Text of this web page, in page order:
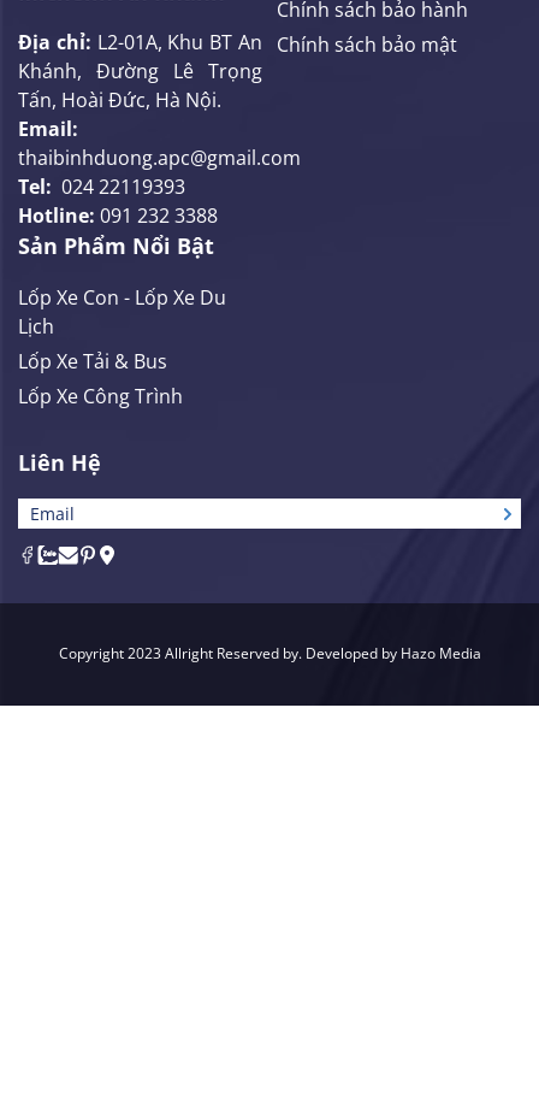
Địa chỉ: L2-01A, Khu BT An
Khánh, Đường Lê Trọng
Tấn, Hoài Đức, Hà Nội.
Email:
thaibinhduong.apc@gmail.com
Tel: 024 22119393
Hotline: 091 232 3388
Chính sách bảo hành
Chính sách bảo mật
Sản Phẩm Nổi Bật
Lốp Xe Con - Lốp Xe Du
Lịch
Lốp Xe Tải & Bus
Lốp Xe Công Trình
Liên Hệ
Copyright 2023 Allright Reserved by. Developed by Hazo Media